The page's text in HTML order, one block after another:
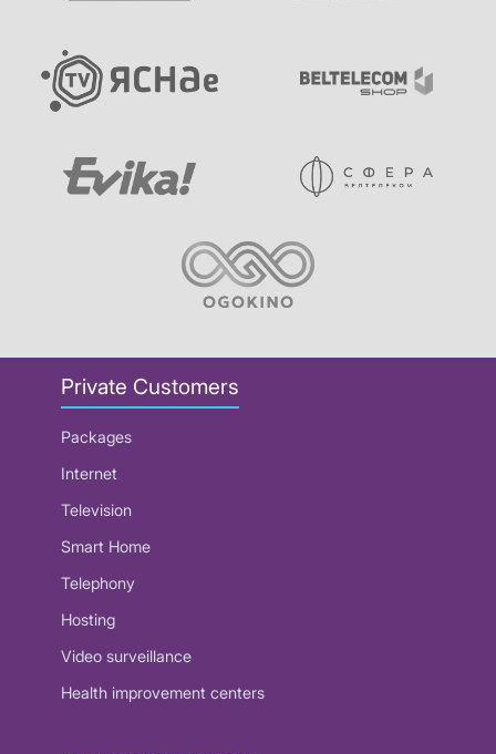
Private Customers
Packages
Internet
Television
Smart Home
Telephony
Hosting
Video surveillance
Health improvement centers